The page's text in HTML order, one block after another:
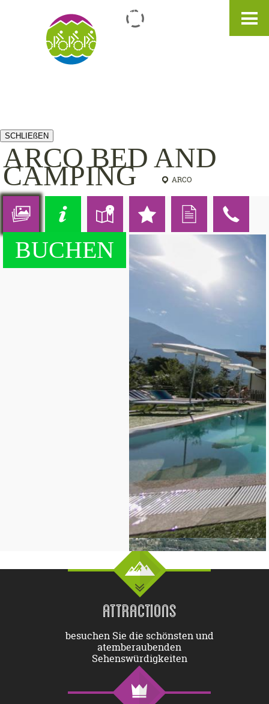
EN
SCHLIEßEN
ARCO BED AND
CAMPING ARCO
BUCHEN
ATTRACTIONS
besuchen Sie die schönsten und
atemberaubenden
Sehenswürdigkeiten